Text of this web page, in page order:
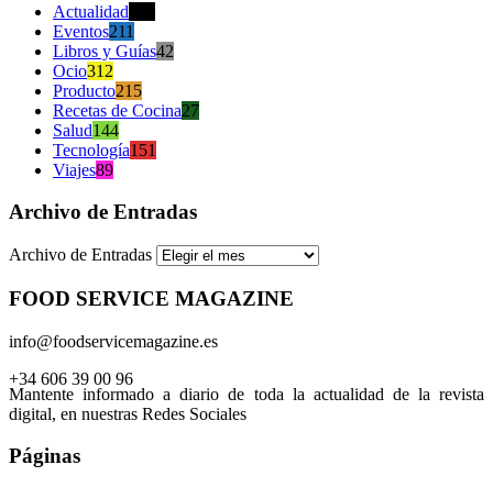
Actualidad
Eventos211
Libros y Guías42
Ocio312
Producto215
Recetas de Cocina27
Salud144
Tecnología151
Viajes89
Archivo de Entradas
Archivo de Entradas
FOOD SERVICE MAGAZINE
info@foodservicemagazine.es
+34 606 39 00 96
Mantente informado a diario de toda la actualidad de la revista
digital, en nuestras Redes Sociales
Páginas